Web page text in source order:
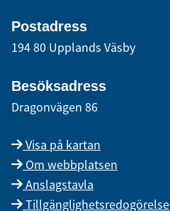
Postadress
194 80 Upplands Väsby
Besöksadress
Dragonvägen 86
Visa på kartan
Om webbplatsen
Anslagstavla
Tillgänglighetsredogörelse